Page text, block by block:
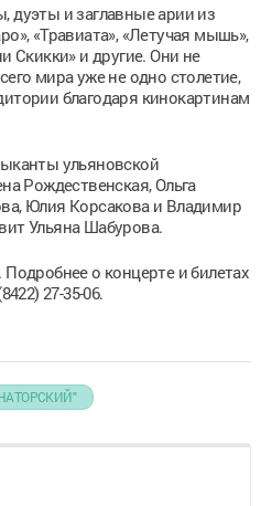
и заглавные арии из
«Травиата», «Летучая мышь»,
Скикки» и другие. Они не
мира уже не одно столетие,
благодаря кинокартинам
ульяновской
Рождественская, Ольга
Юлия Корсакова и Владимир
Ульяна Шабурова.
о концерте и билетах
27-35-06.